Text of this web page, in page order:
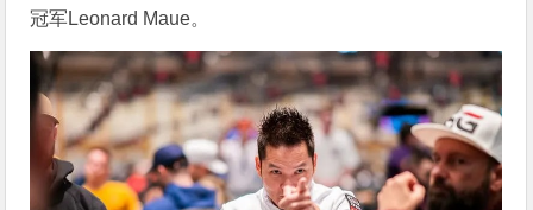
冠军Leonard Maue。